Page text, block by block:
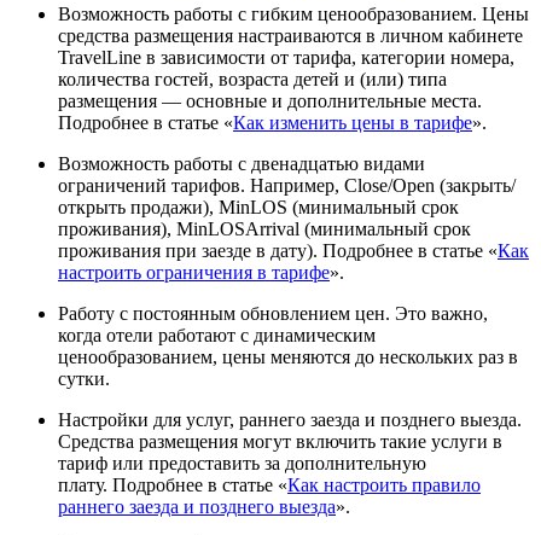
Возможность работы с гибким ценообразованием. Цены
средства размещения настраиваются в личном кабинете
TravelLine в зависимости от тарифа, категории номера,
количества гостей, возраста детей и (или) типа
размещения — основные и дополнительные места.
Подробнее в статье «Как изменить цены в тарифе».
Возможность работы с двенадцатью видами
ограничений тарифов. Например, Close/Open (закрыть/
открыть продажи), MinLOS (минимальный срок
проживания), MinLOSArrival (минимальный срок
проживания при заезде в дату). Подробнее в статье «Как
настроить ограничения в тарифе».
Работу с постоянным обновлением цен. Это важно,
когда отели работают с динамическим
ценообразованием, цены меняются до нескольких раз в
сутки.
Настройки для услуг, раннего заезда и позднего выезда.
Средства размещения могут включить такие услуги в
тариф или предоставить за дополнительную
плату. Подробнее в статье «Как настроить правило
раннего заезда и позднего выезда».